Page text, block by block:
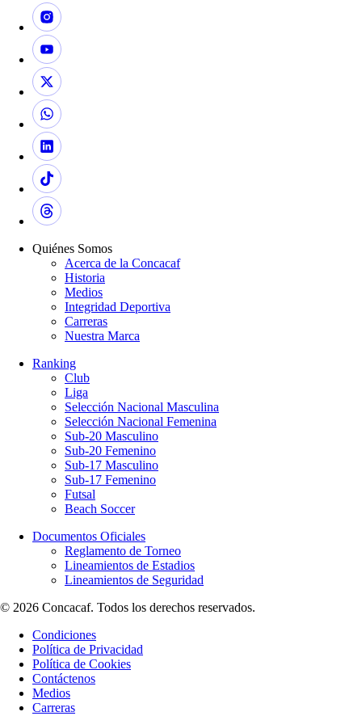
Quiénes Somos
Acerca de la Concacaf
Historia
Medios
Integridad Deportiva
Carreras
Nuestra Marca
Ranking
Club
Liga
Selección Nacional Masculina
Selección Nacional Femenina
Sub-20 Masculino
Sub-20 Femenino
Sub-17 Masculino
Sub-17 Femenino
Futsal
Beach Soccer
Documentos Oficiales
Reglamento de Torneo
Lineamientos de Estadios
Lineamientos de Seguridad
© 2026 Concacaf. Todos los derechos reservados.
Condiciones
Política de Privacidad
Política de Cookies
Contáctenos
Medios
Carreras